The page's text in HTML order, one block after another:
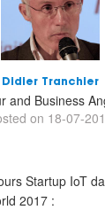
Didier Tranchier
and Business
on 18-07-
Startup IoT
2017 :